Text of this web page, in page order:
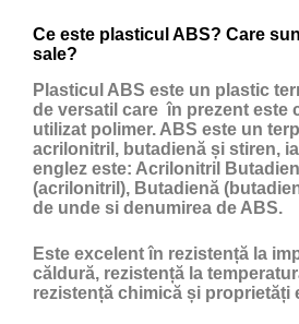
Ce este plasticul ABS? Care
sale?
Plasticul ABS este un plastic
de versatil care în prezent este
utilizat polimer. ABS este un
acrilonitril, butadienă și stiren,
englez este: Acrilonitril
(acrilonitril), Butadienă
de unde si denumirea de ABS.
Este excelent în rezistență la
căldură, rezistență la
rezistență chimică și proprietăți